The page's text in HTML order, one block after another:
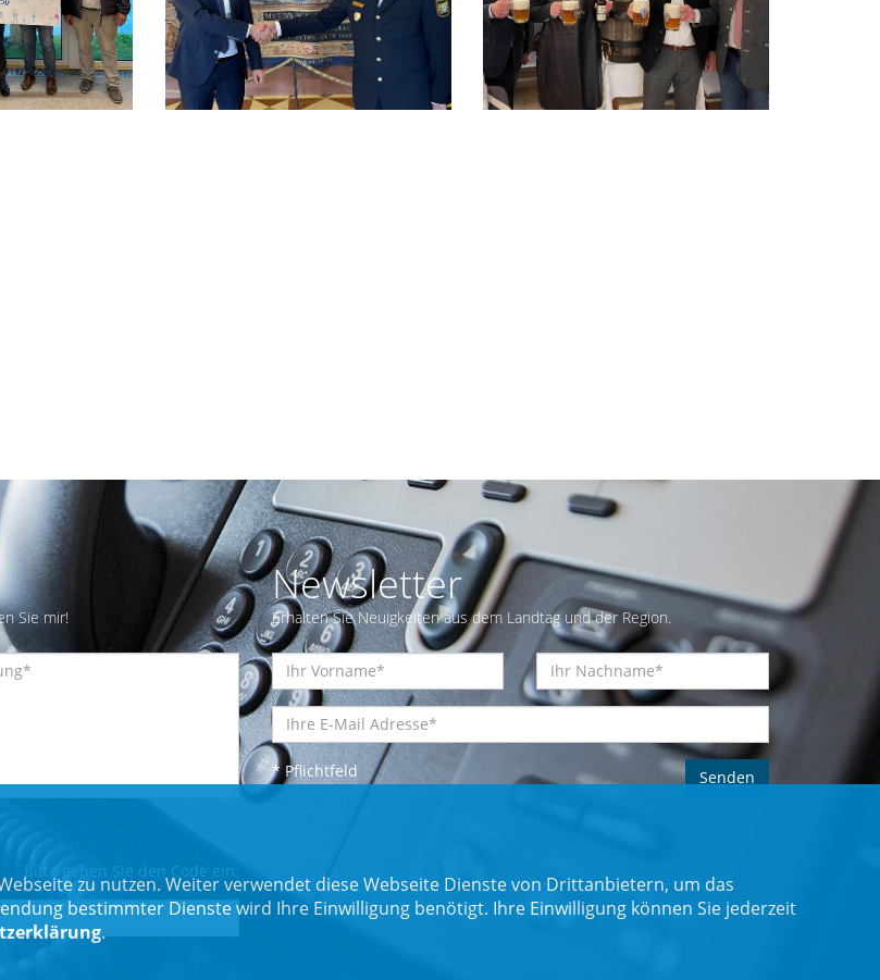
Sie mir!
Bitte geben Sie den Code ein:
Newsletter
Erhalten Sie Neuigkeiten aus dem Landtag und der Region.
* Pflichtfeld
zu nutzen. Weiter verwendet diese Webseite Dienste von Drittanbietern, um das
bestimmter Dienste wird Ihre Einwilligung benötigt. Ihre Einwilligung können Sie jederzeit
.